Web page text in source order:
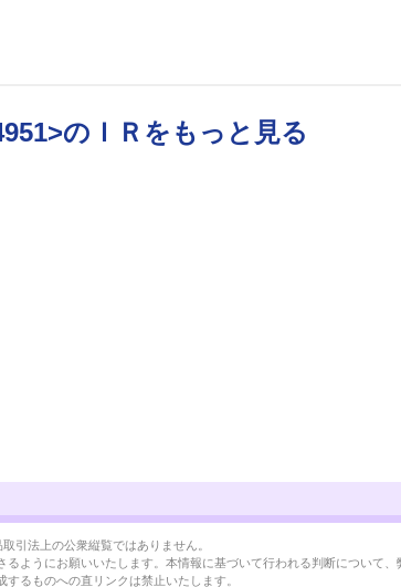
のＩＲをもっと見る
引法上の公衆縦覧ではありません。
ようにお願いいたします。本情報に基づいて行われる判断について、
るものへの直リンクは禁止いたします。